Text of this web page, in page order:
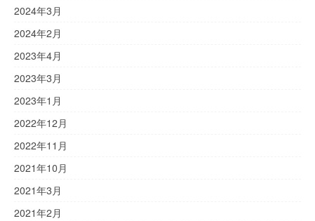
2024年3月
2024年2月
2023年4月
2023年3月
2023年1月
2022年12月
2022年11月
2021年10月
2021年3月
2021年2月